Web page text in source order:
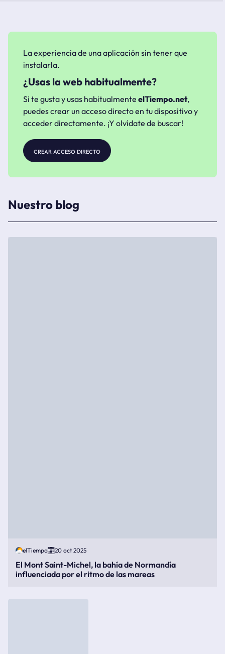
La experiencia de una aplicación sin tener que
instalarla.
¿Usas la web habitualmente?
Si te gusta y usas habitualmente elTiempo.net,
puedes crear un acceso directo en tu dispositivo y
acceder directamente. ¡Y olvídate de buscar!
crear acceso directo
Nuestro blog
elTiempo 20 oct 2025
El Mont Saint-Michel, la bahía de Normandía
influenciada por el ritmo de las mareas